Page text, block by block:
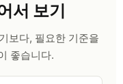
서 보기
보다, 필요한 기준을
좋습니다.